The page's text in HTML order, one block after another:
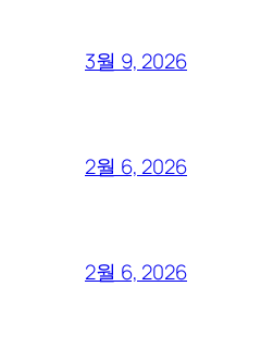
3월 9, 2026
2월 6, 2026
2월 6, 2026